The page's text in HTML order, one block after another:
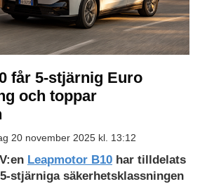
får 5-stjärnig Euro
och toppar
20 november 2025 kl. 13:12
Leapmotor B10 har tilldelats
stjärniga säkerhetsklassningen